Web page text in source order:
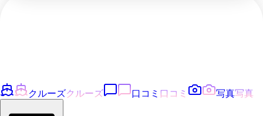
クルーズクルーズ 口コミ 口コミ 写真写真